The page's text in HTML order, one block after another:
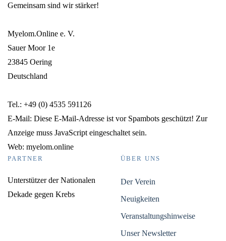
Gemeinsam sind wir stärker!
Myelom.Online e. V.
Sauer Moor 1e
23845 Oering
Deutschland
Tel.: +49 (0) 4535 591126
E-Mail: Diese E-Mail-Adresse ist vor Spambots geschützt! Zur
Anzeige muss JavaScript eingeschaltet sein.
Web: myelom.online
PARTNER
Unterstützer der Nationalen
Dekade gegen Krebs
ÜBER UNS
Der Verein
Neuigkeiten
Veranstaltungshinweise
Unser Newsletter